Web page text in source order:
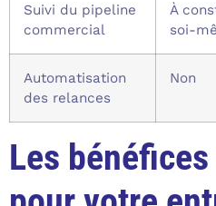
Suivi du pipeline
commercial
À
soi-
Automatisation
des relances
Non
Les bénéfices